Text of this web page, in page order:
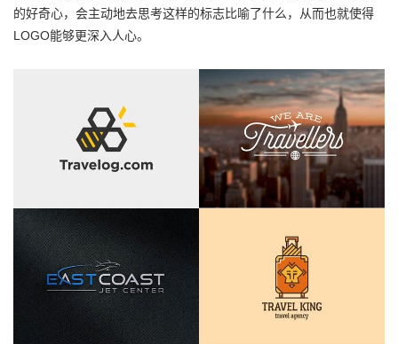
的好奇心，会主动地去思考这样的标志比喻了什么，从而也就使得
LOGO能够更深入人心。